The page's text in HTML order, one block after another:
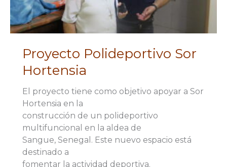
Proyecto Polideportivo Sor
Hortensia
El proyecto tiene como objetivo apoyar a Sor
Hortensia en la
construcción de un polideportivo
multifuncional en la aldea de
Sangue, Senegal. Este nuevo espacio está
destinado a
fomentar la actividad deportiva.